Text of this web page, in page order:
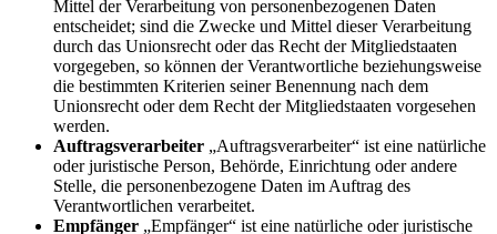
Mittel der Verarbeitung von personenbezogenen Daten
entscheidet; sind die Zwecke und Mittel dieser Verarbeitung
durch das Unionsrecht oder das Recht der Mitgliedstaaten
vorgegeben, so können der Verantwortliche beziehungsweise
die bestimmten Kriterien seiner Benennung nach dem
Unionsrecht oder dem Recht der Mitgliedstaaten vorgesehen
werden.
Auftragsverarbeiter „Auftragsverarbeiter“ ist eine natürliche
oder juristische Person, Behörde, Einrichtung oder andere
Stelle, die personenbezogene Daten im Auftrag des
Verantwortlichen verarbeitet.
Empfänger „Empfänger“ ist eine natürliche oder juristische